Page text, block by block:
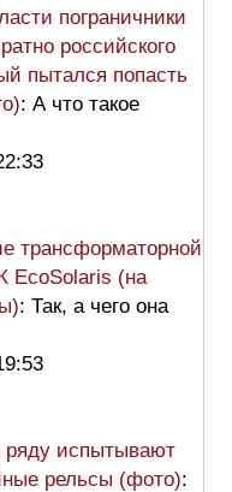
пограничники
российского
пытался попасть
: А что такое
трансформаторной
EcoSolaris (на
: Так, а чего она
испытывают
рельсы (фото):